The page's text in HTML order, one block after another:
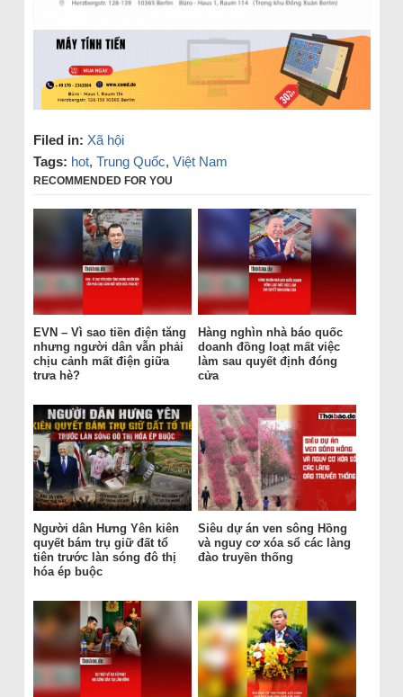
Filed in: Xã hội
Tags: hot, Trung Quốc, Việt Nam
RECOMMENDED FOR YOU
EVN – Vì sao tiền điện tăng
nhưng người dân vẫn phải
chịu cảnh mất điện giữa
trưa hè?
Hàng nghìn nhà báo quốc
doanh đồng loạt mất việc
làm sau quyết định đóng
cửa
Người dân Hưng Yên kiên
quyết bám trụ giữ đất tổ
tiên trước làn sóng đô thị
hóa ép buộc
Siêu dự án ven sông Hồng
và nguy cơ xóa sổ các làng
đào truyền thống